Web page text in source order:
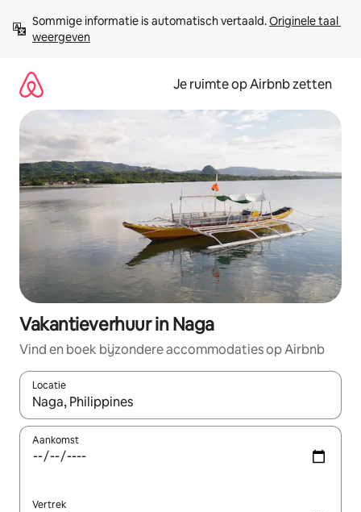
direct
naar
Sommige informatie is automatisch vertaald. Originele taal
weergeven
Je ruimte op Airbnb zetten
Vakantieverhuur in Naga
Vind en boek bijzondere accommodaties op Airbnb
Locatie
Wanneer er suggesties beschikbaar zijn, maak je een keuze
Aankomst
Vertrek